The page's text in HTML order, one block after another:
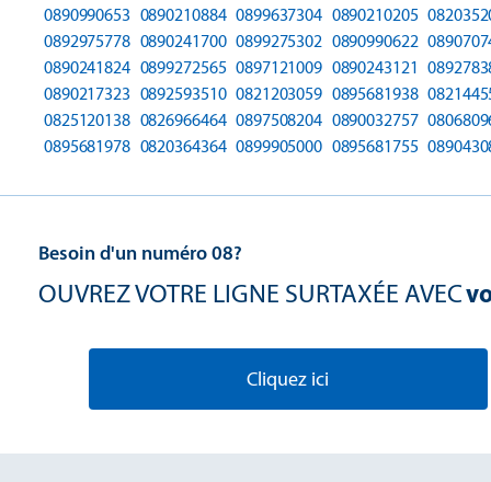
0890990653 0890210884 0899637304 0890210205
0892975778 0890241700 0899275302 0890990622
0890241824 0899272565 0897121009 0890243121
0890217323 0892593510 0821203059 0895681938
0825120138 0826966464 0897508204 0890032757
0895681978 0820364364 0899905000 0895681755
Besoin d'un numéro 08?
OUVREZ VOTRE LIGNE SURTAXÉE AVEC
Cliquez ici